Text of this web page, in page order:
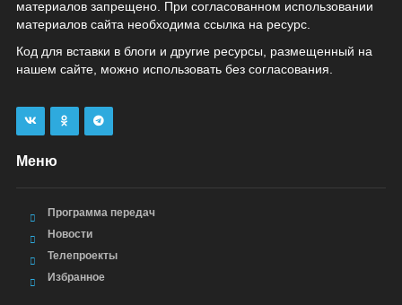
материалов запрещено. При согласованном использовании
материалов сайта необходима ссылка на ресурс.
Код для вставки в блоги и другие ресурсы, размещенный на
нашем сайте, можно использовать без согласования.
Меню
Программа передач
Новости
Телепроекты
Избранное